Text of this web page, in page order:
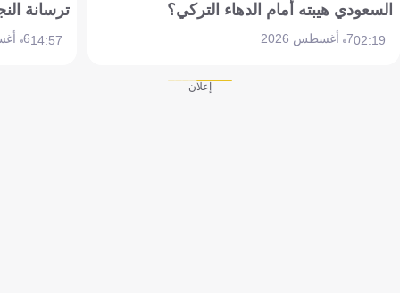
السعودي هيبته أمام الدهاء التركي؟
02:197 أغسطس 2026
ترسانة
14:576 أغسطس 2026
إعلان